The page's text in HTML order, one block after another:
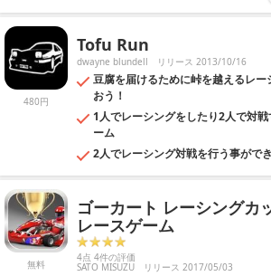
480円
Tofu Run
dwayne blundell リリース 2013/10/16
豆腐を届けるために峠を越えるレ
おう！
1人でレーシングをしたり2人で対
ーム
2人でレーシング対戦を行う事がで
無料
ゴーカート レーシングカ
レースゲーム
4点 4件の評価
SATO MISUZU リリース 2017/05/03